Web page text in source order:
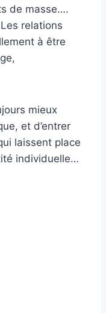
de masse….
relations
à être
mieux
et d’entrer
laissent place
individuelle…